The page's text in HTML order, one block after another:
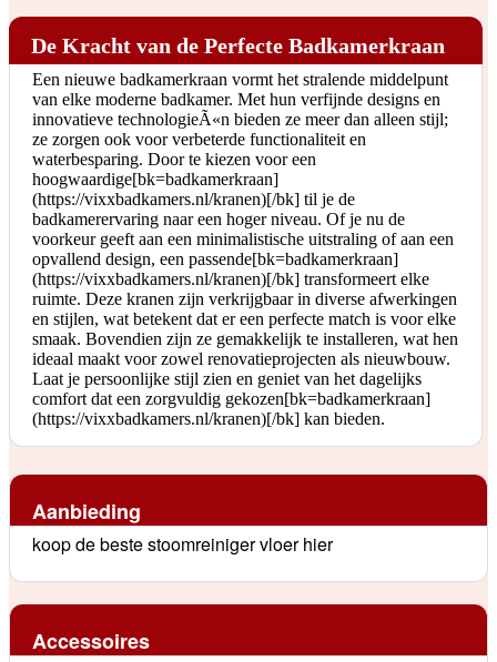
De Kracht van de Perfecte Badkamerkraan
Een nieuwe badkamerkraan vormt het stralende middelpunt
van elke moderne badkamer. Met hun verfijnde designs en
innovatieve technologieÃ«n bieden ze meer dan alleen stijl;
ze zorgen ook voor verbeterde functionaliteit en
waterbesparing. Door te kiezen voor een
hoogwaardige[bk=badkamerkraan]
(https://vixxbadkamers.nl/kranen)[/bk] til je de
badkamerervaring naar een hoger niveau. Of je nu de
voorkeur geeft aan een minimalistische uitstraling of aan een
opvallend design, een passende[bk=badkamerkraan]
(https://vixxbadkamers.nl/kranen)[/bk] transformeert elke
ruimte. Deze kranen zijn verkrijgbaar in diverse afwerkingen
en stijlen, wat betekent dat er een perfecte match is voor elke
smaak. Bovendien zijn ze gemakkelijk te installeren, wat hen
ideaal maakt voor zowel renovatieprojecten als nieuwbouw.
Laat je persoonlijke stijl zien en geniet van het dagelijks
comfort dat een zorgvuldig gekozen[bk=badkamerkraan]
(https://vixxbadkamers.nl/kranen)[/bk] kan bieden.
Aanbieding
koop de beste stoomreiniger vloer hier
Accessoires